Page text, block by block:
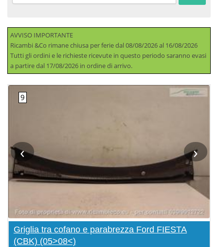
AVVISO IMPORTANTE
Ricambi &Co rimane chiusa per ferie dal 08/08/2026 al 16/08/2026
Tutti gli ordini e le richieste ricevute in questo periodo saranno evasi
a partire dal 17/08/2026 in ordine di arrivo.
‹ ›
Griglia tra cofano e parabrezza Ford FIESTA
(CBK) (05>08<)